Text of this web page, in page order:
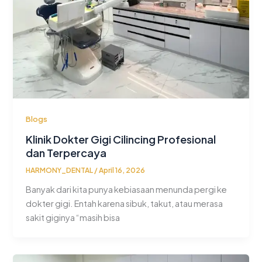
Blogs
Klinik Dokter Gigi Cilincing Profesional
dan Terpercaya
HARMONY_DENTAL /April 16, 2026
Banyak dari kita punya kebiasaan menunda pergi ke
dokter gigi. Entah karena sibuk, takut, atau merasa
sakit giginya “masih bisa